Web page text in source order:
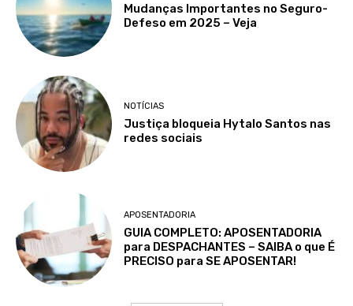
Mudanças Importantes no Seguro-
Defeso em 2025 – Veja
NOTÍCIAS
Justiça bloqueia Hytalo Santos nas
redes sociais
APOSENTADORIA
GUIA COMPLETO: APOSENTADORIA
para DESPACHANTES – SAIBA o que É
PRECISO para SE APOSENTAR!